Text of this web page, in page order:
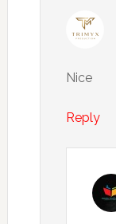
Nice
Reply